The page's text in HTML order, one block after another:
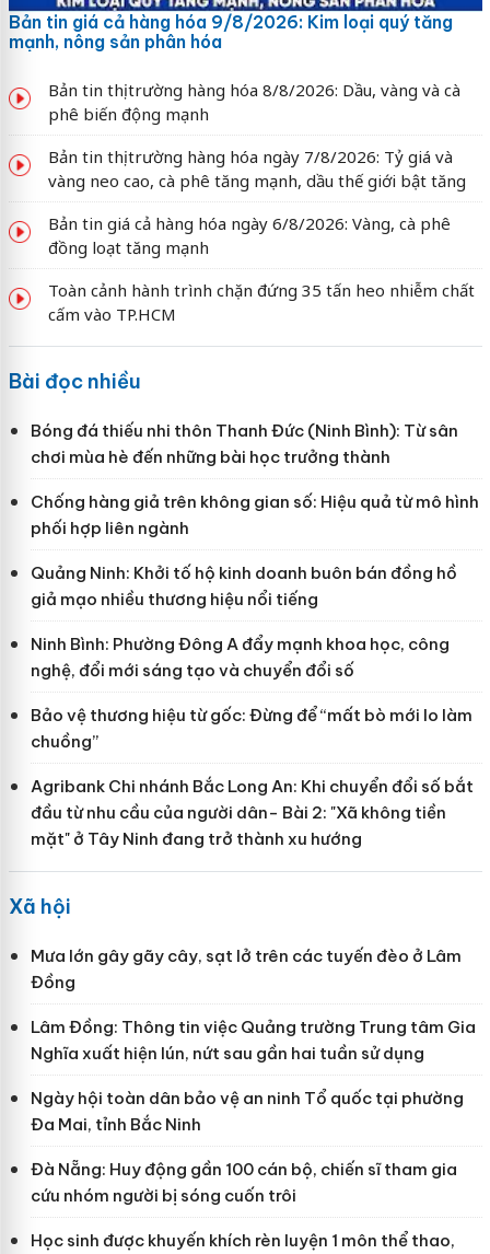
Bản tin giá cả hàng hóa 9/8/2026: Kim loại quý tăng
mạnh, nông sản phân hóa
Bản tin thị trường hàng hóa 8/8/2026: Dầu, vàng và cà
phê biến động mạnh
Bản tin thị trường hàng hóa ngày 7/8/2026: Tỷ giá và
vàng neo cao, cà phê tăng mạnh, dầu thế giới bật tăng
Bản tin giá cả hàng hóa ngày 6/8/2026: Vàng, cà phê
đồng loạt tăng mạnh
Toàn cảnh hành trình chặn đứng 35 tấn heo nhiễm chất
cấm vào TP.HCM
Bài đọc nhiều
Bóng đá thiếu nhi thôn Thanh Đức (Ninh Bình): Từ sân
chơi mùa hè đến những bài học trưởng thành
Chống hàng giả trên không gian số: Hiệu quả từ mô hình
phối hợp liên ngành
Quảng Ninh: Khởi tố hộ kinh doanh buôn bán đồng hồ
giả mạo nhiều thương hiệu nổi tiếng
Ninh Bình: Phường Đông A đẩy mạnh khoa học, công
nghệ, đổi mới sáng tạo và chuyển đổi số
Bảo vệ thương hiệu từ gốc: Đừng để “mất bò mới lo làm
chuồng”
Agribank Chi nhánh Bắc Long An: Khi chuyển đổi số bắt
đầu từ nhu cầu của người dân- Bài 2: "Xã không tiền
mặt" ở Tây Ninh đang trở thành xu hướng
Xã hội
Mưa lớn gây gãy cây, sạt lở trên các tuyến đèo ở Lâm
Đồng
Lâm Đồng: Thông tin việc Quảng trường Trung tâm Gia
Nghĩa xuất hiện lún, nứt sau gần hai tuần sử dụng
Ngày hội toàn dân bảo vệ an ninh Tổ quốc tại phường
Đa Mai, tỉnh Bắc Ninh
Đà Nẵng: Huy động gần 100 cán bộ, chiến sĩ tham gia
cứu nhóm người bị sóng cuốn trôi
Học sinh được khuyến khích rèn luyện 1 môn thể thao,